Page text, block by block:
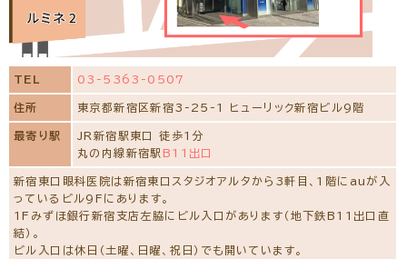
白内障専門治療予約をする
コンタクトレンズ診療予約をする
新川医師の池袋の専門治療を予約する
常勤 長谷川 二三代(日本眼科学会認定 眼科専門医)
TEL 03-5363-0507
住所 東京都新宿区新宿3-25-1 ヒューリック新宿ビル9階
最寄り駅
JR新宿駅東口 徒歩1分
丸の内線新宿駅 B11出口
新宿東口眼科医院は新宿東口スタジオアルタから3軒目、1階にauが入
っているビル9Fにあります。
1Fみずほ銀行新宿支店左脇にビル入口があります（地下鉄B11出口直
結）。
ビル入口は休日（土曜、日曜、祝日）でも開いています。